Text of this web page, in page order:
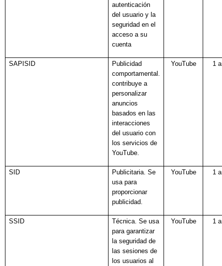
autenticación
del usuario y la
seguridad en el
acceso a su
cuenta
SAPISID
Publicidad
comportamental.
contribuye a
personalizar
anuncios
basados en las
interacciones
del usuario con
los servicios de
YouTube.
YouTube 1
SID
Publicitaria. Se
usa para
proporcionar
publicidad.
YouTube 1
SSID
Técnica. Se usa
para garantizar
la seguridad de
las sesiones de
los usuarios al
YouTube 1